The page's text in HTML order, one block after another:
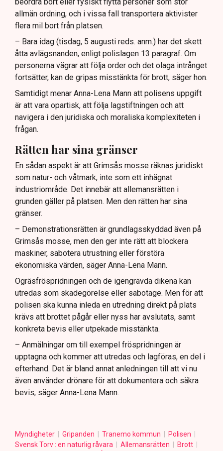
allmän ordning, och i vissa fall transportera aktivister
flera mil bort från platsen.
– Bara idag (tisdag, 5 augusti reds. anm.) har det skett
åtta avlägsnanden, enligt polislagen 13 paragraf. Om
personerna vägrar att följa order och det olaga intrånget
fortsätter, kan de gripas misstänkta för brott, säger hon.
Samtidigt menar Anna-Lena Mann att polisens uppgift
är att vara opartisk, att följa lagstiftningen och att
navigera i den juridiska och moraliska komplexiteten i
frågan.
Rätten har sina gränser
En sådan aspekt är att Grimsås mosse räknas juridiskt
som natur- och våtmark, inte som ett inhägnat
industriområde. Det innebär att allemansrätten i
grunden gäller på platsen. Men den rätten har sina
gränser.
– Demonstrationsrätten är grundlagsskyddad även på
Grimsås mosse, men den ger inte rätt att blockera
maskiner, sabotera utrustning eller förstöra
ekonomiska värden, säger Anna-Lena Mann.
Ogräsfröspridningen och de igengrävda dikena kan
utredas som skadegörelse eller sabotage. Men för att
polisen ska kunna inleda en utredning direkt på plats
krävs att brottet pågår eller nyss har avslutats, samt
konkreta bevis eller utpekade misstänkta.
– Anmälningar om till exempel fröspridningen är
upptagna och kommer att utredas och lagföras, en del i
efterhand. Det är bland annat anledningen till att vi nu
även använder drönare för att dokumentera och säkra
bevis, säger Anna-Lena Mann.
Myndigheter Gripanden Tranemo kommun
Polisen
Svensk Torv : en naturlig råvara
Allemansrätten
Brott